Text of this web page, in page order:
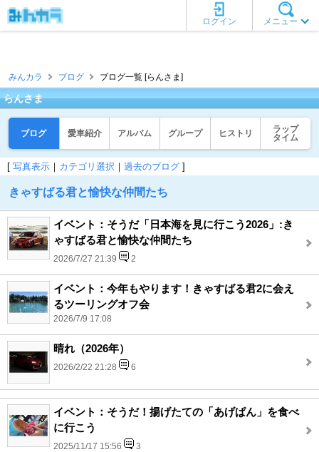
メニュー
ログイン
みんカラ ブログ ブログ一覧 [らんさま]
らんさま
ブログ 愛車紹介 アルバム グループ ヒストリ
ラップ
タイム
[ 写真表示 ｜ カテゴリ選択 ｜ 過去のブログ ]
きゃすばる君と愉快な仲間たち
イベント：そうだ「日本海を見に行こう2026」:き
ゃすばる君と愉快な仲間たち
2026/7/27 21:39 2
イベント：今年もやります！きゃすばる君2に会え
るツーリングオフ会
2026/7/9 17:08
晴れ（2026年）
2026/2/22 21:28 6
イベント：そうだ！揚げたての「あげぱん」を食べ
に行こう
2025/11/17 15:56 3